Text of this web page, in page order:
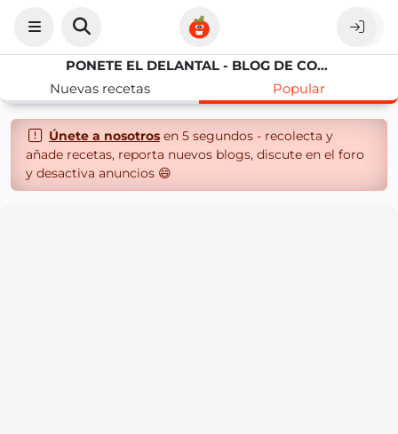
PONETE EL DELANTAL - BLOG DE COCINA
Nuevas recetas
Popular
Únete a nosotrosen 5 segundos - recolecta y
añade recetas, reporta nuevos blogs, discute en el foro
y desactiva anuncios 😄